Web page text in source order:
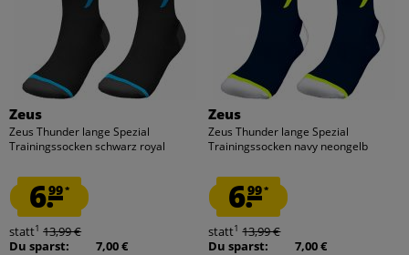
Zeus
Zeus Thunder lange Spezial
Trainingssocken schwarz royal
6.99*
statt1 13,99 €
Du sparst:
7,00 €
Zeus
Zeus Thunder lange Spezial
Trainingssocken navy neongelb
6.99*
statt1 13,99 €
Du sparst:
7,00 €